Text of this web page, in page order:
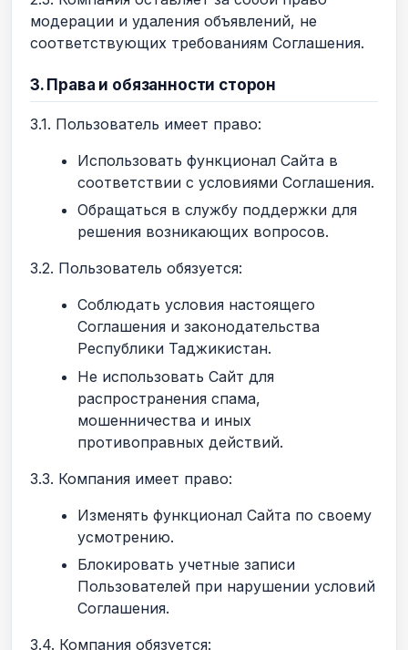
модерации и удаления объявлений, не
соответствующих требованиям Соглашения.
3. Права и обязанности сторон
3.1. Пользователь имеет право:
Использовать функционал Сайта в
соответствии с условиями Соглашения.
Обращаться в службу поддержки для
решения возникающих вопросов.
3.2. Пользователь обязуется:
Соблюдать условия настоящего
Соглашения и законодательства
Республики Таджикистан.
Не использовать Сайт для
распространения спама,
мошенничества и иных
противоправных действий.
3.3. Компания имеет право:
Изменять функционал Сайта по своему
усмотрению.
Блокировать учетные записи
Пользователей при нарушении условий
Соглашения.
3.4. Компания обязуется: